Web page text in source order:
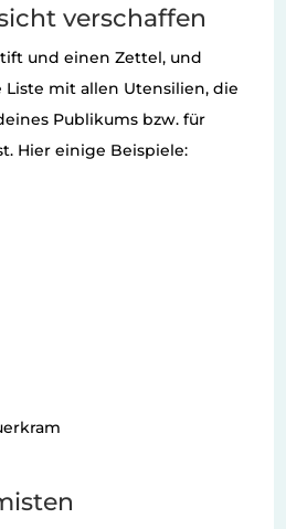
verschaffen
und einen Zettel, und
mit allen Utensilien, die
Publikums bzw. für
Hier einige Beispiele: